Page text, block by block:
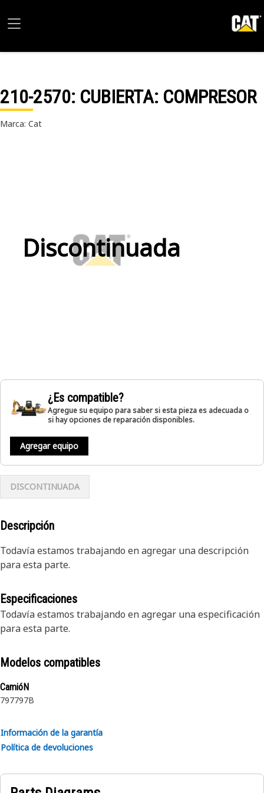
210-2570: CUBIERTA: COMPRESOR
Marca: Cat
Discontinuada
¿Es compatible?
Agregue su equipo para saber si esta pieza es adecuada o
si hay opciones de reparación disponibles.
Agregar equipo
DISCONTINUADA
Descripción
Todavía estamos trabajando en agregar una descripción
para esta parte.
Especificaciones
Todavía estamos trabajando en agregar una especificación
para esta parte.
Modelos compatibles
CamióN
797797B
Información de la garantía
Política de devoluciones